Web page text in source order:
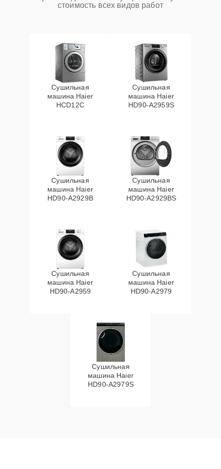
стоимость всех видов работ
Сушильная
машина Haier
HCD12C
Сушильная
машина Haier
HD90-A2959S
Сушильная
машина Haier
HD90-A2929B
Сушильная
машина Haier
HD90-A2929BS
Сушильная
машина Haier
HD90-A2959
Сушильная
машина Haier
HD90-A2979
Сушильная
машина Haier
HD90-A2979S